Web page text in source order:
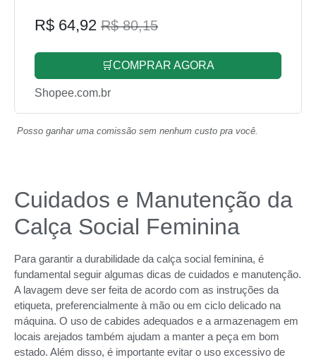
R$ 64,92 R$ 80,15
🛒COMPRAR AGORA
Shopee.com.br
Posso ganhar uma comissão sem nenhum custo pra você.
Cuidados e Manutenção da
Calça Social Feminina
Para garantir a durabilidade da calça social feminina, é
fundamental seguir algumas dicas de cuidados e manutenção.
A lavagem deve ser feita de acordo com as instruções da
etiqueta, preferencialmente à mão ou em ciclo delicado na
máquina. O uso de cabides adequados e a armazenagem em
locais arejados também ajudam a manter a peça em bom
estado. Além disso, é importante evitar o uso excessivo de